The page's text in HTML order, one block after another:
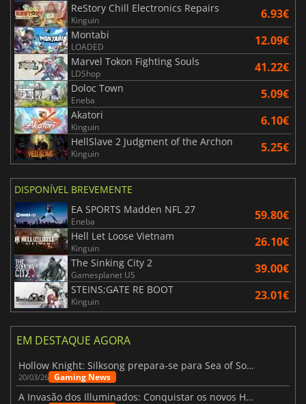
ReStory Chill Electronics Repairs
Kinguin 6.93€
Montabi
LOADED 12.09€
Marvel Tokon Fighting Souls
LDShop 41.22€
Doloc Town
Eneba 5.09€
Akatori
Kinguin 6.10€
HellSlave 2 Judgment of the Archon
Kinguin 5.25€
DISPONÍVEL BREVEMENTE
EA SPORTS Madden NFL 27
Eneba 59.80€
Hell Let Loose Vietnam
Kinguin 26.10€
The Sinking City 2
Gamesplanet US 39.00€
STEINS;GATE RE BOOT
Kinguin 23.01€
EM DESTAQUE AGORA
Hollow Knight: Silksong prepara-se para Sea of Sorrow com um patch
20/03/26 Gaming News
A Invasão dos Illuminados: Conquistar os novos Helldivers 2 Atualização!